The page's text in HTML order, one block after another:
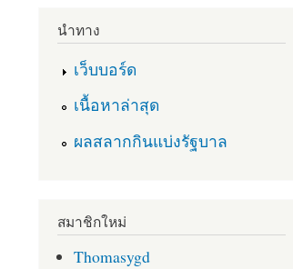
นำทาง
เว็บบอร์ด
เนื้อหาล่าสุด
ผลสลากกินแบ่งรัฐบาล
สมาชิกใหม่
Thomasygd